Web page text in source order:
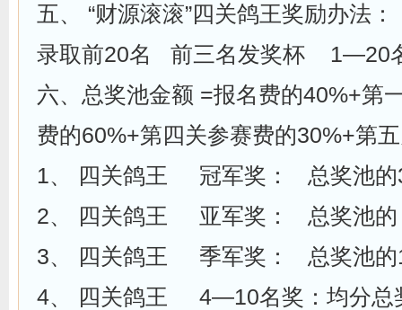
五、 “财源滚滚”四关鸽王奖励办法：
录取前20名 前三名发奖杯 1—20
六、总奖池金额 =报名费的40%+第
费的60%+第四关参赛费的30%+第
1、 四关鸽王 冠军奖： 总奖池的
2、 四关鸽王 亚军奖： 总奖池的
3、 四关鸽王 季军奖： 总奖池的
4、 四关鸽王 4—10名奖：均分总